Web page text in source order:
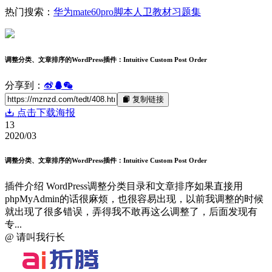
热门搜索： 华为mate60pro脚本人卫教材习题集
调整分类、文章排序的WordPress插件：Intuitive Custom Post Order
分享到：
复制链接
点击下载海报
13
2020/03
调整分类、文章排序的WordPress插件：Intuitive Custom Post Order
插件介绍 WordPress调整分类目录和文章排序如果直接用
phpMyAdmin的话很麻烦，也很容易出现，以前我调整的时候
就出现了很多错误，弄得我不敢再这么调整了，后面发现有
专...
@ 请叫我行长